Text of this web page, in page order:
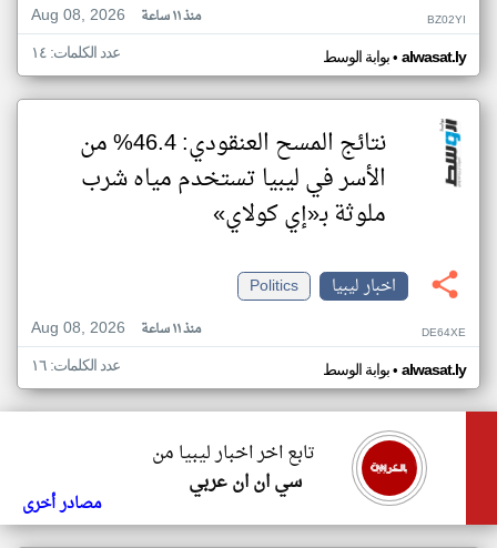
Aug 08, 2026
منذ ١١ ساعة BZ02YI
بوابة الوسط• alwasat.ly عدد الكلمات: ١٤
نتائج المسح العنقودي: 46.4% من
الأسر في ليبيا تستخدم مياه شرب
ملوثة بـ«إي كولاي»
اخبار ليبيا
Politics
Aug 08, 2026
منذ ١١ ساعة DE64XE
بوابة الوسط• alwasat.ly عدد الكلمات: ١٦
تابع اخر اخبار ليبيا من
سي ان ان عربي
مصادر أخرى